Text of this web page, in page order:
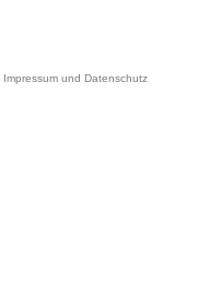
Impressum und Datenschutz